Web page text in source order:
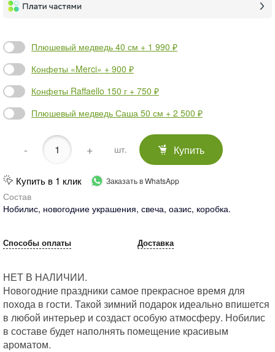
Плюшевый медведь 40 см + 1 990 ₽
Конфеты «Merci» + 900 ₽
Конфеты Raffaello 150 г + 750 ₽
Плюшевый медведь Саша 50 см + 2 500 ₽
- + шт. Купить
Купить в 1 клик Заказать в WhatsApp
Состав
Нобилис, новогодние украшения, свеча, оазис, коробка.
Способы оплаты Доставка
НЕТ В НАЛИЧИИ.
Новогодние праздники самое прекрасное время для
похода в гости. Такой зимний подарок идеально впишется
в любой интерьер и создаст особую атмосферу. Нобилис
в составе будет наполнять помещение красивым
ароматом.